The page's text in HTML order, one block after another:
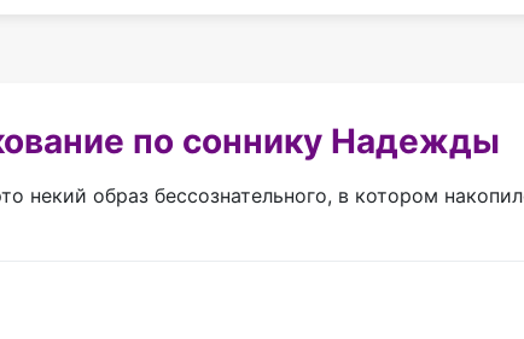
по соннику Надежды
некий образ бессознательного, в котором